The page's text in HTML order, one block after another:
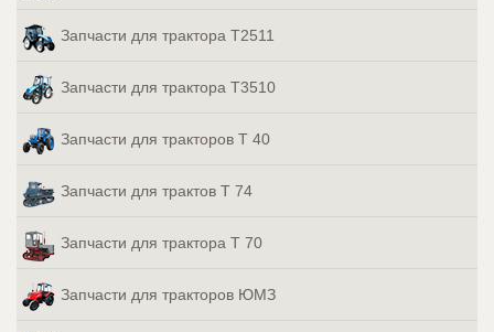
Запчасти для трактора Т2511
Запчасти для трактора Т3510
Запчасти для тракторов Т 40
Запчасти для трактов Т 74
Запчасти для трактора Т 70
Запчасти для тракторов ЮМЗ